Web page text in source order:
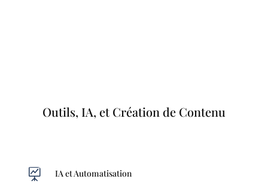
Outils, IA, et Création de Contenu
 IA et Automatisation